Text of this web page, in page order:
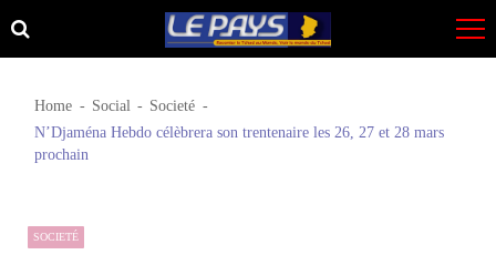
Skip
to
Skip
to
Home Social
Societé
N’Djaména Hebdo célèbrera son trentenaire les 26, 27 et 28 mars
prochain
SOCIETÉ